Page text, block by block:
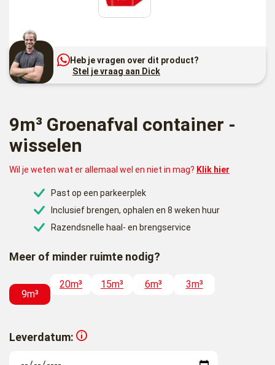
Heb je vragen over dit product?
Stel je vraag aan Dick
9m³ Groenafval container -
wisselen
Wil je weten wat er allemaal wel en niet in mag? Klik hier
Past op een parkeerplek
Inclusief brengen, ophalen en 8 weken huur
Razendsnelle haal- en brengservice
Meer of minder ruimte nodig?
9m³
20m³ 15m³ 6m³ 3m³
Leverdatum: